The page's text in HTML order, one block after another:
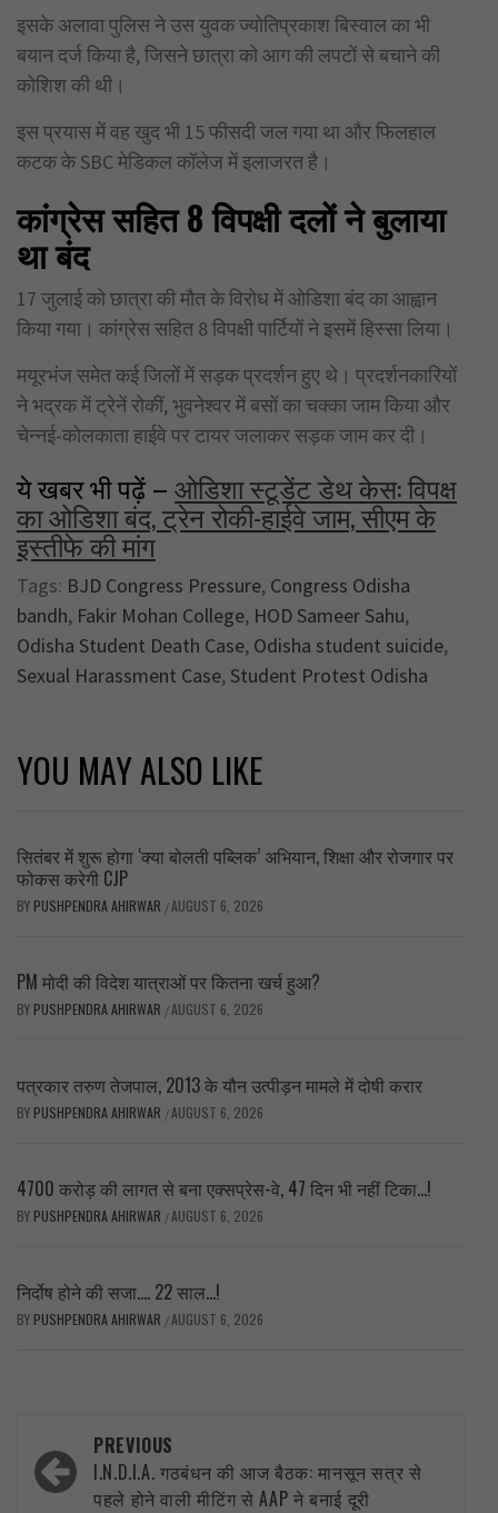
इसके अलावा पुलिस ने उस युवक ज्योतिप्रकाश बिस्वाल का भी
बयान दर्ज किया है, जिसने छात्रा को आग की लपटों से बचाने की
कोशिश की थी।
इस प्रयास में वह खुद भी 15 फीसदी जल गया था और फिलहाल
कटक के SBC मेडिकल कॉलेज में इलाजरत है।
कांग्रेस सहित 8विपक्षी दलों ने बुलाया
था बंद
17 जुलाई को छात्रा की मौत के विरोध में ओडिशा बंद का आह्वान
किया गया। कांग्रेस सहित 8 विपक्षी पार्टियों ने इसमें हिस्सा लिया।
मयूरभंज समेत कई जिलों में सड़क प्रदर्शन हुए थे। प्रदर्शनकारियों
ने भद्रक में ट्रेनें रोकीं, भुवनेश्वर में बसों का चक्का जाम किया और
चेन्नई-कोलकाता हाईवे पर टायर जलाकर सड़क जाम कर दी।
ये खबर भी पढ़ें –ओडिशा स्टूडेंट डेथ केस: विपक्ष
का ओडिशा बंद, ट्रेन रोकी-हाईवे जाम, सीएम के
इस्तीफे की मांग
Tags: BJD Congress Pressure, Congress Odisha
bandh, Fakir Mohan College, HOD Sameer Sahu,
Odisha Student Death Case, Odisha student suicide,
Sexual Harassment Case, Student Protest Odisha
YOU MAY ALSO LIKE
सितंबर में शुरू होगा ‘क्या बोलती पब्लिक’ अभियान, शिक्षा और रोजगार पर
फोकस करेगी CJP
BY PUSHPENDRA AHIRWAR /AUGUST 6, 2026
PM मोदी की विदेश यात्राओं पर कितना खर्च हुआ?
BY PUSHPENDRA AHIRWAR /AUGUST 6, 2026
पत्रकार तरुण तेजपाल, 2013 के यौन उत्पीड़न मामले में दोषी करार
BY PUSHPENDRA AHIRWAR /AUGUST 6, 2026
4700 करोड़ की लागत से बना एक्सप्रेस-वे, 47 दिन भी नहीं टिका…!
BY PUSHPENDRA AHIRWAR /AUGUST 6, 2026
निर्दोष होने की सजा…. 22 साल…!
BY PUSHPENDRA AHIRWAR /AUGUST 6, 2026
Post
navigation
PREVIOUS
I.N.D.I.A. गठबंधन की आज बैठक: मानसून सत्र से
पहले होने वाली मीटिंग से AAP ने बनाई दूरी